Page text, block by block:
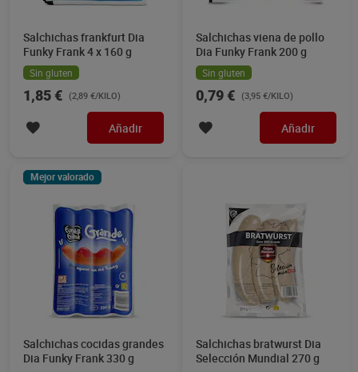
Salchichas frankfurt Dia
Funky Frank 4 x 160 g
Sin gluten
1,85 € (2,89 €/KILO)
Añadir
Salchichas viena de pollo
Dia Funky Frank 200 g
Sin gluten
0,79 € (3,95 €/KILO)
Añadir
Mejor valorado
Salchichas cocidas grandes
Dia Funky Frank 330 g
Salchichas bratwurst Dia
Selección Mundial 270 g